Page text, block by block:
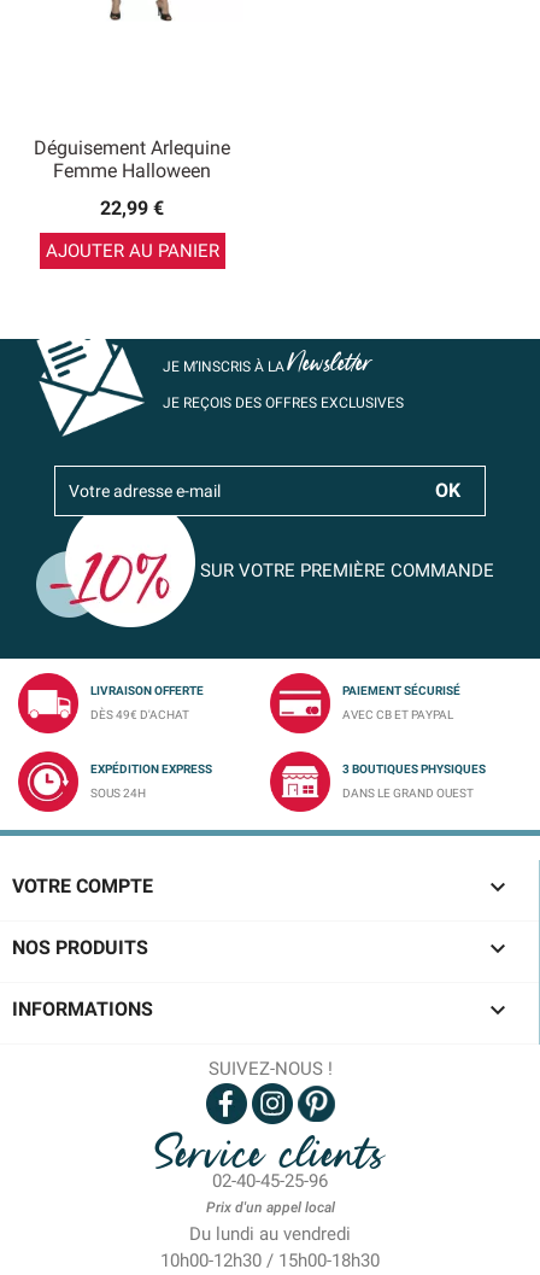
Déguisement Arlequine
Femme Halloween
22,99 €
AJOUTER AU PANIER
JE M’INSCRIS À LANewsletter
JE REÇOIS DES OFFRES EXCLUSIVES
SUR VOTRE PREMIÈRE COMMANDE
LIVRAISON OFFERTE
DÈS 49€ D'ACHAT
PAIEMENT SÉCURISÉ
AVEC CB ET PAYPAL
EXPÉDITION EXPRESS
SOUS 24H
3 BOUTIQUES PHYSIQUES
DANS LE GRAND OUEST
VOTRE COMPTE 
NOS PRODUITS 
INFORMATIONS 
SUIVEZ-NOUS !
Service clients
02-40-45-25-96
Prix d'un appel local
Du lundi au vendredi
10h00-12h30 / 15h00-18h30